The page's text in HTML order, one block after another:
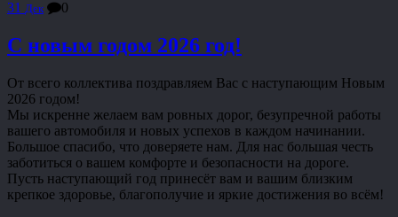
31 Дек 0
С новым годом 2026 год!
От всего коллектива поздравляем Вас с наступающим Новым
2026 годом!
Мы искренне желаем вам ровных дорог, безупречной работы
вашего автомобиля и новых успехов в каждом начинании.
Большое спасибо, что доверяете нам. Для нас большая честь
заботиться о вашем комфорте и безопасности на дороге.
Пусть наступающий год принесёт вам и вашим близким
крепкое здоровье, благополучие и яркие достижения во всём!